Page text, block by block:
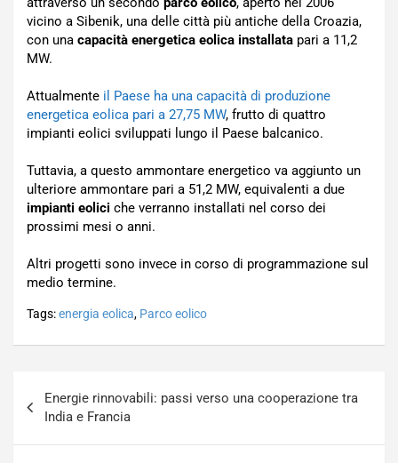
vicino a Sibenik, una delle città più antiche della Croazia,
con una capacità energetica eolica installata pari a 11,2
MW.
Attualmente il Paese ha una capacità di produzione
energetica eolica pari a 27,75 MW, frutto di quattro
impianti eolici sviluppati lungo il Paese balcanico.
Tuttavia, a questo ammontare energetico va aggiunto un
ulteriore ammontare pari a 51,2 MW, equivalenti a due
impianti eolici che verranno installati nel corso dei
prossimi mesi o anni.
Altri progetti sono invece in corso di programmazione sul
medio termine.
Tags:energia eolica, Parco eolico
articoli
Energie rinnovabili: passi verso una cooperazione tra
India e Francia